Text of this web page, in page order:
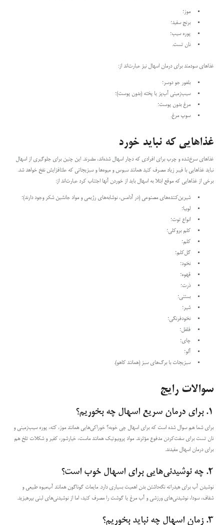
موز؛
برنج سفید؛
پوره سیب؛
نان تست.
غذاهای سودمند برای درمان اسهال نیز عبارت‌اند از:
بلغور جو دوسر؛
سیب‌زمینی آب‌پز یا پخته (بدون پوست)؛
مرغ بدون پوست؛
سوپ مرغ.
غذاهایی که نباید خورد
غذاهای سرخ‌شده و چرب برای افرادی که دچار اسهال شده‌اند، مضرند. این چنین برای جلوگیری از اسهال
نباید غذاهایی با فیبر زیاد مصرف کنید همانند سبوس و میوه‌ها و سبزیجاتی که علتافزایش نفخ خواهد شد.
برخی از غذاهایی که موقع ابتلا به اسهال باید از خوردن آنها اجتناب کرد عبارت‌اند از:
شیرین‌کننده‌های مصنوعی (در آدامس، نوشابه‌های رژیمی و مواد جانشین‌ شکر وجود دارند)؛
لوبیا؛
انواع توت‌؛
کلم بروکلی؛
کلم؛
گل‌کلم؛
نخود؛
قهوه؛
ذرت؛
بستنی؛
شیر؛
نخودفرنگی؛
فلفل؛
چای؛
آلو؛
سبزیجات با برگ‌های سبز (همانند کاهو).
سوالات رایج
۱. برای درمان سریع اسهال چه بخوریم؟
برای شما هم سوال شده است که برای اسهال چی خوبه؟ خوراکی‌هایی همانند موز، کته، پوره سیب‌زمینی و
نان تست برای سفت‌کردن مدفوع مؤثرند. مواد پروبیوتیک همانند ماست، خیارشور، کفیر و شکلات تلخ هم
برای درمان اسهال مفیدند.
۲. چه نوشیدنی‌هایی برای اسهال خوب است؟
نوشیدن آب برای هیدراته نگه‌داشتن بدن اهمیت بسیاری دارد. مایعات گوناگون همانند آب‌‌میوه طبیعی و
شفاف، سودا، نوشیدنی‌های ورزشی و آب مرغ یا گوشت را مصرف کنید، اما از نوشیدنی‌های لبنی بپرهیزید.
۳. زمان اسهال چه نباید بخوریم؟